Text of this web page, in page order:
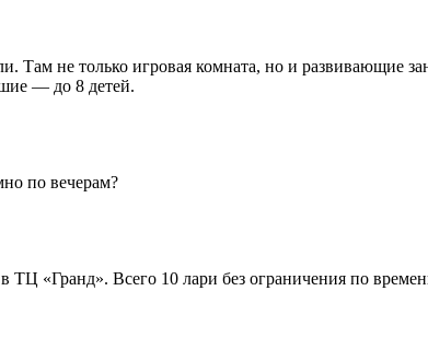
Там не только игровая комната, но и развивающие
— до 8 детей.
по вечерам?
ТЦ «Гранд». Всего 10 лари без ограничения по